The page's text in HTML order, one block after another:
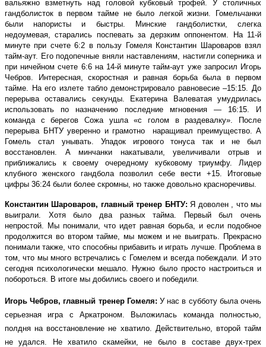
вальяжно взметнуть над головой кубковый трофей. У столичных
гандболисток в первом тайме не было легкой жизни. Гомельчанки
были напористы и быстры. Минские гандболистки, слегка
недоумевая, старались поспевать за дерзким оппонентом. На 11-й
минуте при счете 6:2 в пользу Гомеля Константин Шароваров взял
тайм-аут. Его подопечные вняли наставлениям, настигли соперника и
при ничейном счете 6:6 на 14-й минуте тайм-аут уже запросил Игорь
Чебров. Интересная, скоростная и равная борьба была в первом
тайме. На его излете табло демонстрировало равновесие –15:15. До
перерыва оставались секунды. Екатерина Валеватая умудрилась
использовать по назначению последние мгновения — 16:15. И
команда с берегов Сожа ушла «с голом в раздевалку». После
перерыва БНТУ уверенно и грамотно наращивал преимущество. А
Гомель стал унывать. Упадок игрового тонуса так и не был
восстановлен. А минчанки накатывали, увеличивали отрыв и
приближались к своему очередному кубковому триумфу. Лидер
клубного женского гандбола позволил себе вести +15. Итоговые
цифры 36:24 были более скромны, но также довольно красноречивы.
Константин Шароваров, главный тренер БНТУ: Я доволен , что мы
выиграли. Хотя было два разных тайма. Первый был очень
непростой. Мы понимали, что идет равная борьба, и если подобное
продолжится во втором тайме, мы можем и не выиграть. Прекрасно
понимали также, что способны прибавить и играть лучше. Проблема в
том, что мы много встречались с Гомелем и всегда побеждали. И это
сегодня психологически мешало. Нужно было просто настроиться и
побороться. В итоге мы добились своего и победили.
Игорь Чебров, главный тренер Гомеля: У нас в субботу была очень
серьезная игра с Аркатроном. Выложилась команда полностью,
полдня на восстановление не хватило. Действительно, второй тайм
не удался. Не хватило скамейки, не было в составе двух-трех